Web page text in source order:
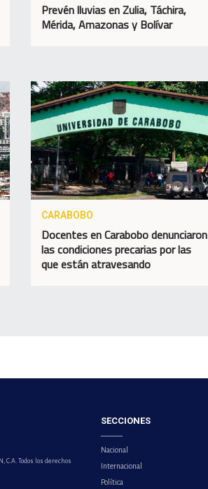
Prevén lluvias en Zulia, Táchira,
Mérida, Amazonas y Bolívar
CARABOBO
Docentes en Carabobo denunciaron
las condiciones precarias por las
que están atravesando
C.A. Todos los derechos
SECCIONES
Nacional
Internacional
Política